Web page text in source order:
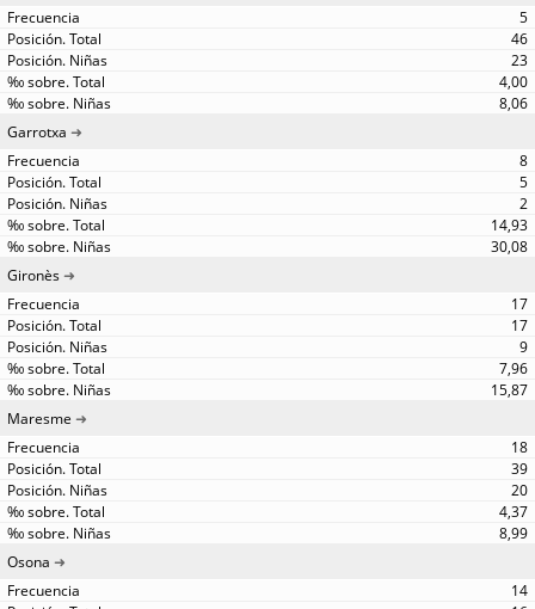
5
46
23
4,00
8,06
Garrotxa
8
5
2
14,93
30,08
Gironès
17
17
9
7,96
15,87
Maresme
18
39
20
4,37
8,99
Osona
14